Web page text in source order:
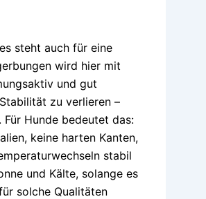
steht auch für eine
wird hier mit
und gut
zu verlieren –
Hunde bedeutet das:
keine harten Kanten,
stabil
und Kälte, solange es
solche Qualitäten